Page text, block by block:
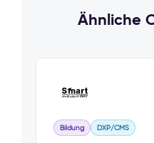
Ähnliche
Bildung DXP/CMS